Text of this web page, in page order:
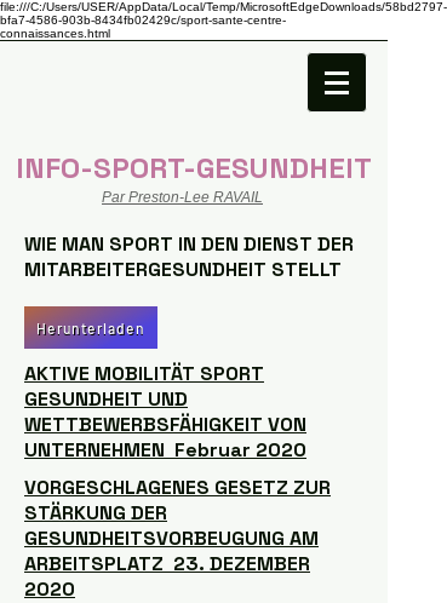
file:///C:/Users/USER/AppData/Local/Temp/MicrosoftEdgeDownloads/58bd2797-
bfa7-4586-903b-8434fb02429c/sport-sante-centre-
connaissances.html
INFO-SPORT-GESUNDHEIT
Par Preston-Lee RAVAIL
WIE MAN SPORT IN DEN DIENST DER
MITARBEITERGESUNDHEIT STELLT
Herunterladen
AKTIVE MOBILITÄT SPORT
GESUNDHEIT UND
WETTBEWERBSFÄHIGKEIT VON
UNTERNEHMEN Februar 2020
VORGESCHLAGENES GESETZ ZUR
STÄRKUNG DER
GESUNDHEITSVORBEUGUNG AM
ARBEITSPLATZ 23. DEZEMBER
2020